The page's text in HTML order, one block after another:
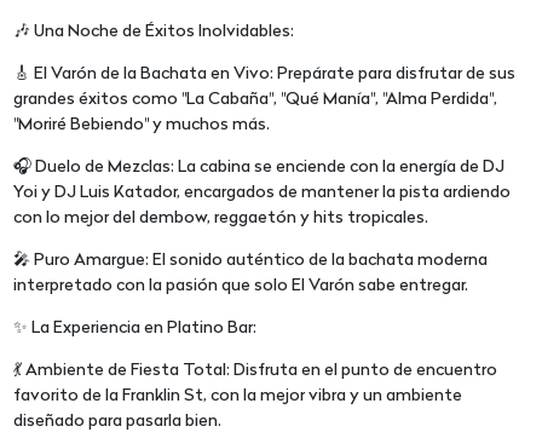
🎶 Una Noche de Éxitos Inolvidables:
🎸 El Varón de la Bachata en Vivo: Prepárate para disfrutar de sus
grandes éxitos como "La Cabaña", "Qué Manía", "Alma Perdida",
"Moriré Bebiendo" y muchos más.
🎧 Duelo de Mezclas: La cabina se enciende con la energía de DJ
Yoi y DJ Luis Katador, encargados de mantener la pista ardiendo
con lo mejor del dembow, reggaetón y hits tropicales.
🎤 Puro Amargue: El sonido auténtico de la bachata moderna
interpretado con la pasión que solo El Varón sabe entregar.
✨ La Experiencia en Platino Bar:
💃 Ambiente de Fiesta Total: Disfruta en el punto de encuentro
favorito de la Franklin St, con la mejor vibra y un ambiente
diseñado para pasarla bien.